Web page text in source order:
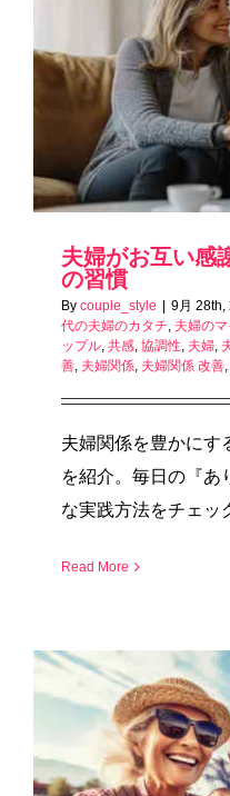
夫婦がお互い感
の習慣
By couple_style | 9月 28th,
代の夫婦のカタチ 夫婦の
ップル 共感 協調性 夫婦
善 夫婦関係 夫婦関係 改善
夫婦関係を豊かにす
を紹介。毎日の『あ
な実践方法をチェッ
Read More